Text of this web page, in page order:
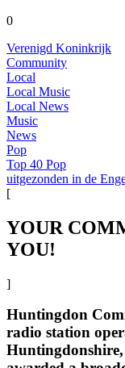
0
Verenigd Koninkrijk
Community
Local
Local Music
Local News
Music
News
Pop
Top 40 Pop
uitgezonden in de
[
YOUR
YOU!
]
Huntingdon
radio station